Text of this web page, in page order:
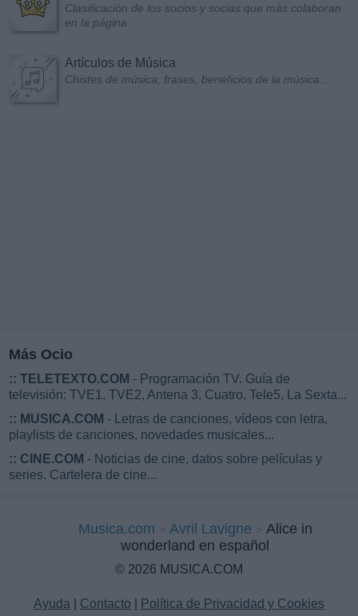
Clasificación de los socios y socias que más colaboran
en la página
Artículos de Música
Chistes de música, frases, beneficios de la música...
Más Ocio
:: TELETEXTO.COM - Programación TV. Guía de
televisión: TVE1, TVE2, Antena 3, Cuatro, Tele5, La Sexta...
:: MUSICA.COM - Letras de canciones, vídeos con letra,
playlists de canciones, novedades musicales...
:: CINE.COM - Noticias de cine, datos sobre películas y
series. Cartelera de cine...
Musica.com Avril Lavigne
Alice in
wonderland en español
© 2026 MUSICA.COM
Ayuda Contacto
Política de Privacidad y Cookies